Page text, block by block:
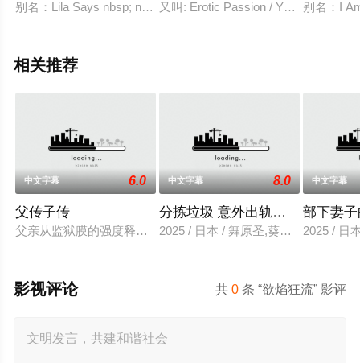
别名：Lila Says nbsp; nbsp; 获奖：2005年圣丹斯电影节评审团
又叫: Erotic Passion / Yan long yap
别名：I
相关推荐
中文字幕 6.0
父传子传
父亲从监狱膜的强度释放，并在六年内回国包含的故事单独
中文字幕 8.0
分拣垃圾 意外出轨性爱
2025 / 日本 / 舞原圣,葵悠太
中文字幕
部下妻
2025 / 日
共0 条 “欲焰狂流” 影评
影视评论